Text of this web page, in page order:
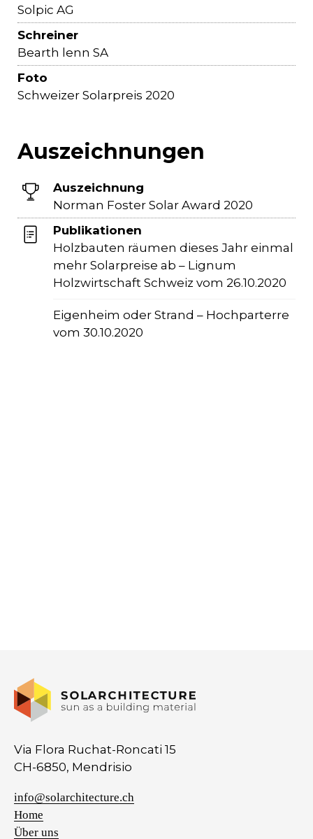
Solpic AG
Schreiner
Bearth lenn SA
Foto
Schweizer Solarpreis 2020
Auszeichnungen
Auszeichnung
Norman Foster Solar Award 2020
Publikationen
Holzbauten räumen dieses Jahr einmal
mehr Solarpreise ab – Lignum
Holzwirtschaft Schweiz vom 26.10.2020
Eigenheim oder Strand – Hochparterre
vom 30.10.2020
Via Flora Ruchat-Roncati 15
CH-6850, Mendrisio
info@solarchitecture.ch
Home
Über uns